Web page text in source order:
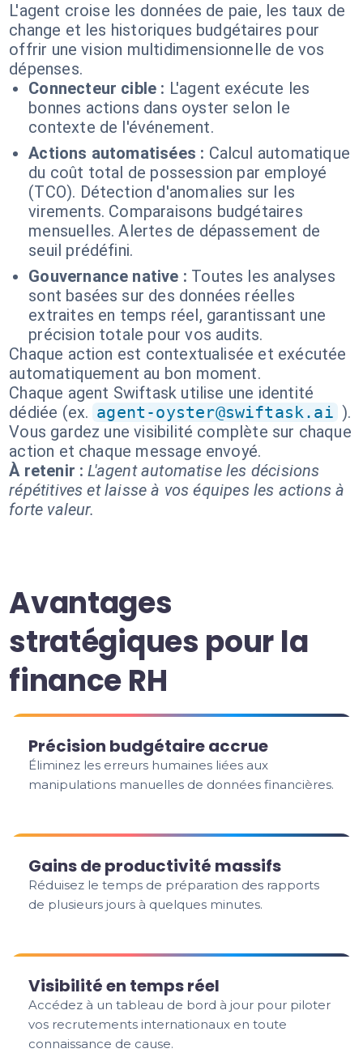
L'agent croise les données de paie, les taux de
change et les historiques budgétaires pour
offrir une vision multidimensionnelle de vos
dépenses.
Connecteur cible : L'agent exécute les
bonnes actions dans oyster selon le
contexte de l'événement.
Actions automatisées : Calcul automatique
du coût total de possession par employé
(TCO). Détection d'anomalies sur les
virements. Comparaisons budgétaires
mensuelles. Alertes de dépassement de
seuil prédéfini.
Gouvernance native : Toutes les analyses
sont basées sur des données réelles
extraites en temps réel, garantissant une
précision totale pour vos audits.
Chaque action est contextualisée et exécutée
automatiquement au bon moment.
Chaque agent Swiftask utilise une identité
dédiée (ex. agent-oyster@swiftask.ai ).
Vous gardez une visibilité complète sur chaque
action et chaque message envoyé.
À retenir : L'agent automatise les décisions
répétitives et laisse à vos équipes les actions à
forte valeur.
Avantages
stratégiques pour la
finance RH
Précision budgétaire accrue
Éliminez les erreurs humaines liées aux
manipulations manuelles de données financières.
Gains de productivité massifs
Réduisez le temps de préparation des rapports
de plusieurs jours à quelques minutes.
Visibilité en temps réel
Accédez à un tableau de bord à jour pour piloter
vos recrutements internationaux en toute
connaissance de cause.